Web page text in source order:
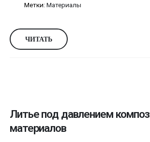
Метки: Материалы
ЧИТАТЬ
Литье под давлением
материалов